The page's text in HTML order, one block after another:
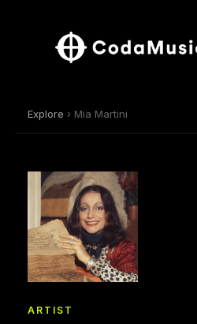
Explore › Mia Martini
ARTIST